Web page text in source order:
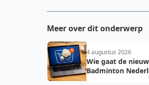
Meer over dit onderwerp
4 augustus 2026
Wie gaat de
Badminton